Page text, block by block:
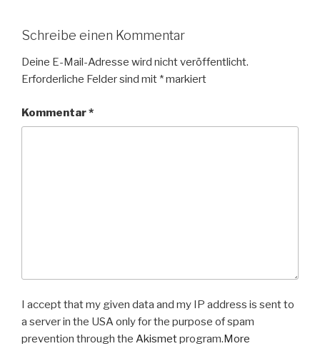
Schreibe einen Kommentar
Deine E-Mail-Adresse wird nicht veröffentlicht.
Erforderliche Felder sind mit *markiert
Kommentar*
I accept that my given data and my IP address is sent to
a server in the USA only for the purpose of spam
prevention through the Akismetprogram.More